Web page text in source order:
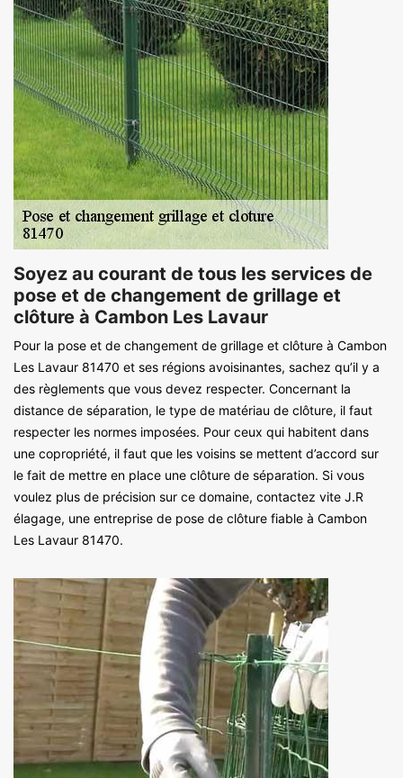
Soyez au courant de tous les services de
pose et de changement de grillage et
clôture à Cambon Les Lavaur
Pour la pose et de changement de grillage et clôture à Cambon
Les Lavaur 81470 et ses régions avoisinantes, sachez qu’il y a
des règlements que vous devez respecter. Concernant la
distance de séparation, le type de matériau de clôture, il faut
respecter les normes imposées. Pour ceux qui habitent dans
une copropriété, il faut que les voisins se mettent d’accord sur
le fait de mettre en place une clôture de séparation. Si vous
voulez plus de précision sur ce domaine, contactez vite J.R
élagage, une entreprise de pose de clôture fiable à Cambon
Les Lavaur 81470.